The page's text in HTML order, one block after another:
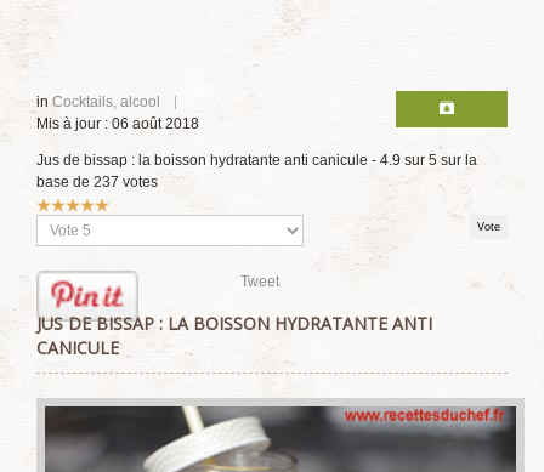
in Cocktails, alcool
Mis à jour : 06 août 2018
Jus de bissap : la boisson hydratante anti canicule - 4.9 sur 5 sur la
base de 237 votes
Vote
utilisateur:
Veuillez
voter
Tweet
JUS DE BISSAP : LA BOISSON HYDRATANTE ANTI
CANICULE